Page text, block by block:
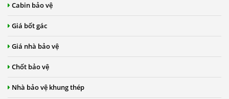
Cabin bảo vệ
Giá bốt gác
Giá nhà bảo vệ
Chốt bảo vệ
Nhà bảo vệ khung thép